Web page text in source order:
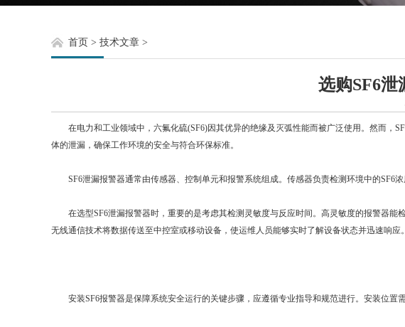
首页 > 技术文章 >
选购SF6泄
在电力和工业领域中，六氟化硫(SF6)因其优异的绝缘及灭弧性能而被广泛使用。然而，
体的泄漏，确保工作环境的安全与符合环保标准。
SF6泄漏报警器通常由传感器、控制单元和报警系统组成。传感器负责检测环境中的SF6
在选型SF6泄漏报警器时，重要的是考虑其检测灵敏度与反应时间。高灵敏度的报警器能
无线通信技术将数据传送至中控室或移动设备，使运维人员能够实时了解设备状态并迅速响应。
安装SF6报警器是保障系统安全运行的关键步骤，应遵循专业指导和规范进行。安装位置